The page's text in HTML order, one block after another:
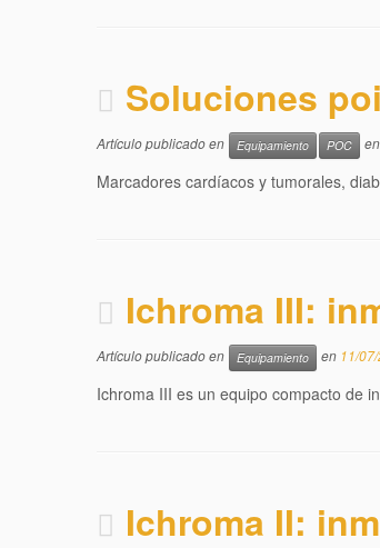
Soluciones
Artículo publicado en Equipamiento POC en
Marcadores cardíacos y tumorales,
Ichroma III:
Artículo publicado en Equipamiento en 11/
Ichroma III es un equipo compacto de
Ichroma II: